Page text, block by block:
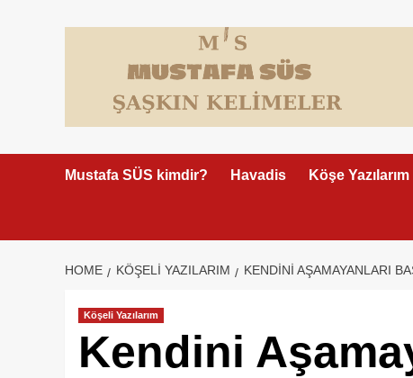
Mustafa SÜS kimdir? Havadis Köşe Yazılarım
HOME KÖŞELI YAZILARIM KENDINI AŞAMAYANLARI
Köşeli Yazılarım
Kendini